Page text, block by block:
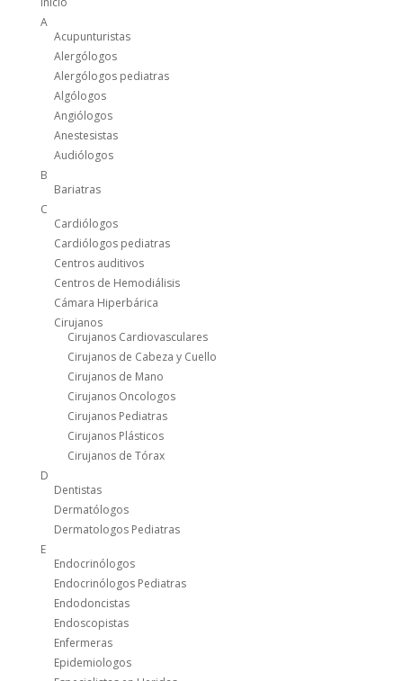
A
Acupunturistas
Alergólogos
Alergólogos pediatras
Algólogos
Angiólogos
Anestesistas
Audiólogos
B
Bariatras
C
Cardiólogos
Cardiólogos pediatras
Centros auditivos
Centros de Hemodiálisis
Cámara Hiperbárica
Cirujanos
Cirujanos Cardiovasculares
Cirujanos de Cabeza y Cuello
Cirujanos de Mano
Cirujanos Oncologos
Cirujanos Pediatras
Cirujanos Plásticos
Cirujanos de Tórax
D
Dentistas
Dermatólogos
Dermatologos Pediatras
E
Endocrinólogos
Endocrinólogos Pediatras
Endodoncistas
Endoscopistas
Enfermeras
Epidemiologos